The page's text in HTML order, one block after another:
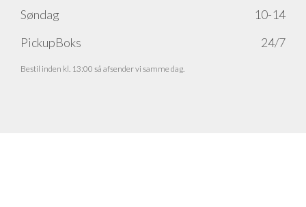
Søndag
10-14
PickupBoks
24/7
Bestil inden kl. 13:00 så afsender vi samme dag.